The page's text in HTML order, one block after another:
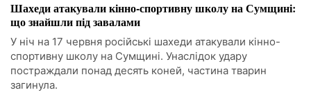
Шахеди атакували кінно-спортивну школу на Сумщині:
що знайшли під завалами
У ніч на 17 червня російські шахеди атакували кінно-
спортивну школу на Сумщині. Унаслідок удару
постраждали понад десять коней, частина тварин
загинула.